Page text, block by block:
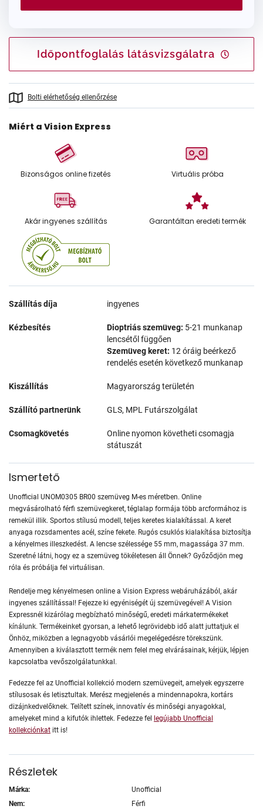
Időpontfoglalás látásvizsgálatra
Bolti elérhetőség ellenőrzése
Miért a Vision Express
Bizonságos online fizetés Virtuális próba
Akár ingyenes szállítás Garantáltan eredeti termék
Szállítás díja ingyenes
Kézbesítés Dioptriás szemüveg: 5-21 munkanap
lencsétől függően
Szemüveg keret: 12 óráig beérkező
rendelés esetén következő munkanap
Kiszállítás Magyarország területén
Szállító partnerünk GLS, MPL Futárszolgálat
Csomagkövetés
Online nyomon követheti csomagja
státuszát
Ismertető
Unofficial UNOM0305 BR00 szemüveg M-es méretben. Online
megvásárolható férfi szemüvegkeret, téglalap formája több arcformához is
remekül illik. Sportos stílusú modell, teljes keretes kialakítással. A keret
anyaga rozsdamentes acél, színe fekete. Rugós csuklós kialakítása biztosítja
a kényelmes illeszkedést. A lencse szélessége 55 mm, magassága 37 mm.
Szeretné látni, hogy ez a szemüveg tökéletesen áll Önnek? Győződjön meg
róla és próbálja fel virtuálisan.
Rendelje meg kényelmesen online a Vision Express webáruházából, akár
ingyenes szállítással! Fejezze ki egyéniségét új szemüvegével! A Vision
Expressnél kizárólag megbízható minőségű, eredeti márkatermékeket
kínálunk. Termékeinket gyorsan, a lehető legrövidebb idő alatt juttatjuk el
Önhöz, miközben a legnagyobb vásárlói megelégedésre törekszünk.
Amennyiben a kiválasztott termék nem felel meg elvárásainak, kérjük, lépjen
kapcsolatba vevőszolgálatunkkal.
Fedezze fel az Unofficial kollekció modern szemüvegeit, amelyek egyszerre
stílusosak és letisztultak. Merész megjelenés a mindennapokra, kortárs
dizájnkedvelőknek. Telített színek, innovatív és minőségi anyagokkal,
amelyeket mind a kifutók ihlettek. Fedezze fel
legújabb Unofficial
kollekciónkat itt is!
Részletek
Márka:
Unofficial
Nem:
Férfi